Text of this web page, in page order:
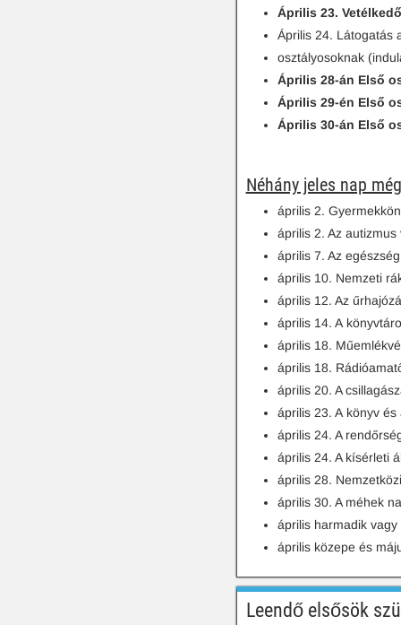
Április 23.
Április 24. Látogatás
osztályosoknak
Április 28-án Első
Április 29-én Első
Április 30-án Első
Néhány jeles nap
április 2.
április 2. Az autizmus
április 7. Az
április 10. Nemzeti
április 12. Az
április 14. A
április 18.
április 18.
április 20. A
április 23. A könyv
április 24. A
április 24. A kísérleti
április 28.
április 30. A méhek
április harmadik
április közepe és
Leendő elsősök